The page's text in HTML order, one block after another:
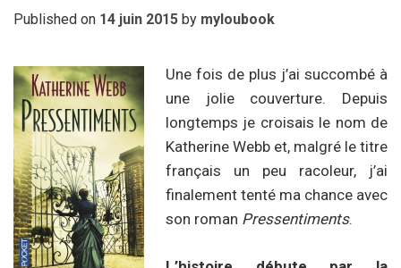
Published on 14 juin 2015 by myloubook
Une fois de plus j’ai succombé à
une jolie couverture. Depuis
longtemps je croisais le nom de
Katherine Webb et, malgré le titre
français un peu racoleur, j’ai
finalement tenté ma chance avec
son roman Pressentiments.